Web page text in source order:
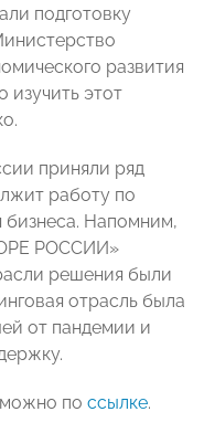
подготовку
развития
изучить этот
приняли ряд
работу по
бизнеса. Напомним,
РОССИИ»
решения были
отрасль была
от пандемии и
можно по ссылке.